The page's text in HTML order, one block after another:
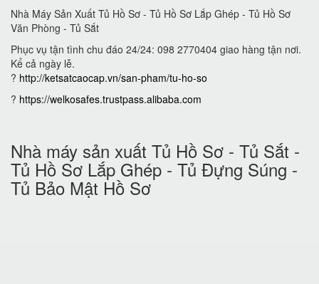
Nhà Máy Sản Xuất Tủ Hồ Sơ - Tủ Hồ Sơ Lắp Ghép - Tủ Hồ Sơ
Văn Phòng - Tủ Sắt
Phục vụ tận tình chu đáo 24/24: 098 2770404 giao hàng tận nơi.
Kể cả ngày lễ.
? http://ketsatcaocap.vn/san-pham/tu-ho-so
? https://welkosafes.trustpass.alibaba.com
Nhà máy sản xuất Tủ Hồ Sơ - Tủ Sắt -
Tủ Hồ Sơ Lắp Ghép - Tủ Đựng Súng -
Tủ Bảo Mật Hồ Sơ